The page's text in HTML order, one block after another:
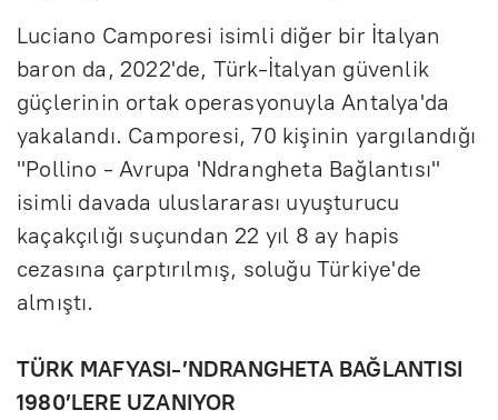
Luciano Camporesi isimli diğer bir İtalyan
baron da, 2022'de, Türk-İtalyan güvenlik
güçlerinin ortak operasyonuyla Antalya'da
yakalandı. Camporesi, 70 kişinin yargılandığı
"Pollino - Avrupa 'Ndrangheta Bağlantısı"
isimli davada uluslararası uyuşturucu
kaçakçılığı suçundan 22 yıl 8 ay hapis
cezasına çarptırılmış, soluğu Türkiye'de
almıştı.
TÜRK MAFYASI-’NDRANGHETA BAĞLANTISI
1980’LERE UZANIYOR